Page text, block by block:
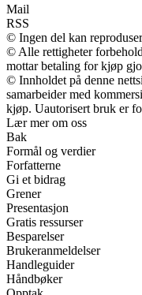
Mail
RSS
© Ingen del kan
© Alle rettigheter
mottar betaling for kjøp
© Innholdet på denne
samarbeider med
kjøp. Uautorisert bruk er
Lær mer om oss
Bak
Formål og verdier
Forfatterne
Gi et bidrag
Grener
Presentasjon
Gratis ressurser
Besparelser
Brukeranmeldelser
Handleguider
Håndbøker